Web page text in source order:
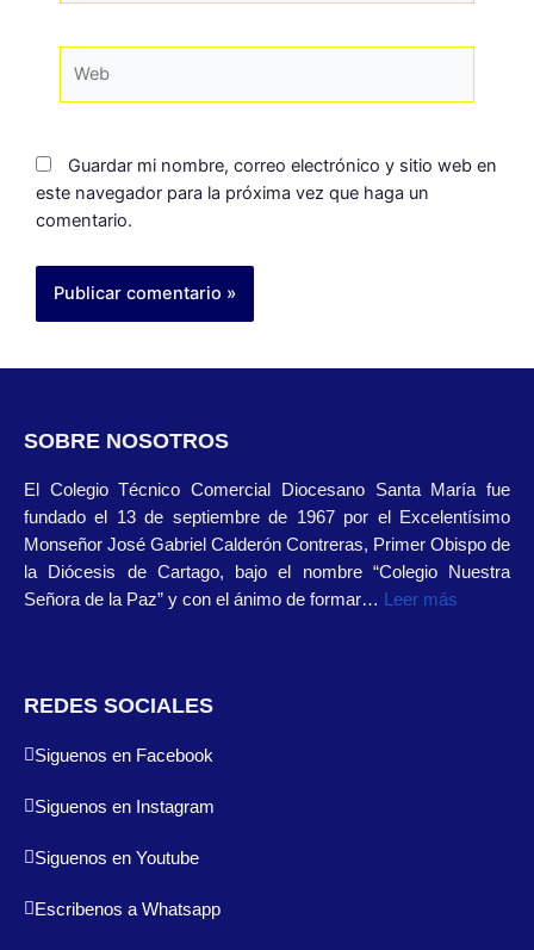
Guardar mi nombre, correo electrónico y sitio web en
este navegador para la próxima vez que haga un
comentario.
SOBRE NOSOTROS
El Colegio Técnico Comercial Diocesano Santa María fue
fundado el 13 de septiembre de 1967 por el Excelentísimo
Monseñor José Gabriel Calderón Contreras, Primer Obispo de
la Diócesis de Cartago, bajo el nombre “Colegio Nuestra
Señora de la Paz” y con el ánimo de formar…
Leer más
REDES SOCIALES
Siguenos en Facebook
Siguenos en Instagram
Siguenos en Youtube
Escribenos a Whatsapp